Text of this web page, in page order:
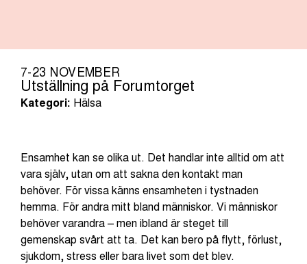
7-23 NOVEMBER
Utställning på Forumtorget
Kategori: Hälsa
Ensamhet kan se olika ut. Det handlar inte alltid om att
vara själv, utan om att sakna den kontakt man
behöver. För vissa känns ensamheten i tystnaden
hemma. För andra mitt bland människor. Vi människor
behöver varandra – men ibland är steget till
gemenskap svårt att ta. Det kan bero på flytt, förlust,
sjukdom, stress eller bara livet som det blev.